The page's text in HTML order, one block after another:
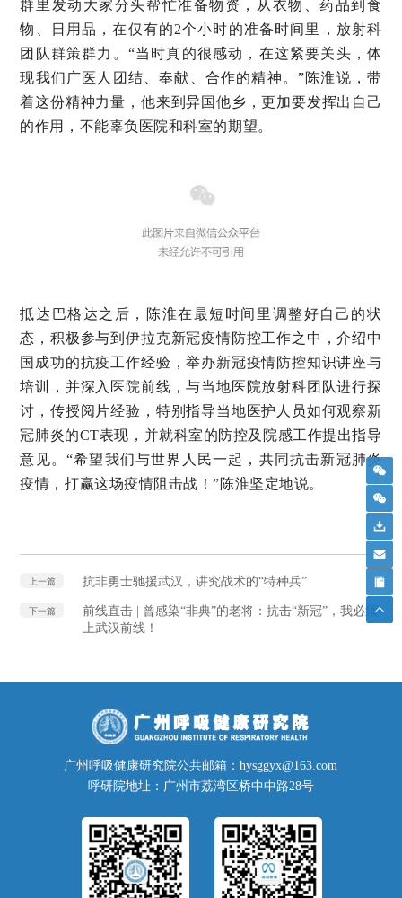
群里发动大家分头帮忙准备物资，从衣物、药品到食
物、日用品，在仅有的2个小时的准备时间里，放射科
团队群策群力。“当时真的很感动，在这紧要关头，体
现我们广医人团结、奉献、合作的精神。”陈淮说，带
着这份精神力量，他来到异国他乡，更加要发挥出自己
的作用，不能辜负医院和科室的期望。
抵达巴格达之后，陈淮在最短时间里调整好自己的状
态，积极参与到伊拉克新冠疫情防控工作之中，介绍中
国成功的抗疫工作经验，举办新冠疫情防控知识讲座与
培训，并深入医院前线，与当地医院放射科团队进行探
讨，传授阅片经验，特别指导当地医护人员如何观察新
冠肺炎的CT表现，并就科室的防控及院感工作提出指导
意见。“希望我们与世界人民一起，共同抗击新冠肺炎
疫情，打赢这场疫情阻击战！”陈淮坚定地说。
上一篇 抗非勇士驰援武汉，讲究战术的“特种兵”
下一篇
前线直击 | 曾感染“非典”的老将：抗击“新冠”，我必须
上武汉前线！
广州呼吸健康研究院公共邮箱：hysggyx@163.com
呼研院地址：广州市荔湾区桥中中路28号